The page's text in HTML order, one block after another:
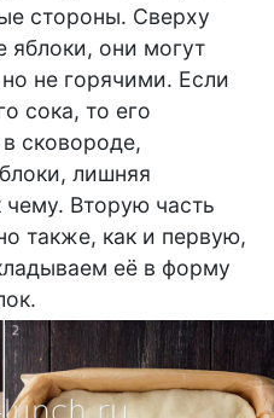
стороны. Сверху
они могут
не горячими. Если
сока, то его
сковороде,
лишняя
Вторую часть
также, как и первую,
её в форму